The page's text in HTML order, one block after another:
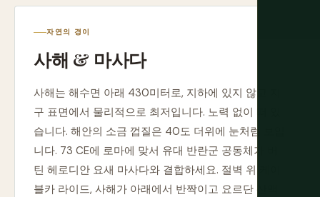
자연의 경이
사해 & 마사다
사해는 해수면 아래 430미터로, 지하에 있지 않고 지
구 표면에서 물리적으로 최저입니다. 노력 없이 떠 있
습니다. 해안의 소금 껍질은 40도 더위에 눈처럼 보입
니다. 73 CE에 로마에 맞서 유대 반란군 공동체가 버
틴 헤로디안 요새 마사다와 결합하세요. 절벽 위 케이
블카 라이드, 사해가 아래에서 반짝이고 요르단 산맥